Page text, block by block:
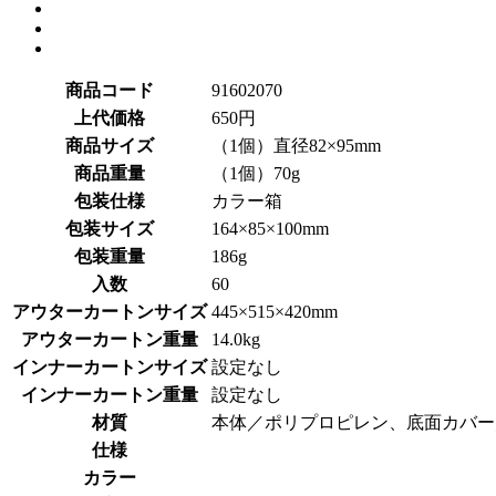
商品コード
91602070
上代価格
650円
商品サイズ
（1個）直径82×95mm
商品重量
（1個）70g
包装仕様
カラー箱
包装サイズ
164×85×100mm
包装重量
186g
入数
60
アウターカートンサイズ 445×515×420mm
アウターカートン重量
14.0kg
インナーカートンサイズ 設定なし
インナーカートン重量
設定なし
材質
本体／ポリプロピレン、底面カバ
仕様
カラー